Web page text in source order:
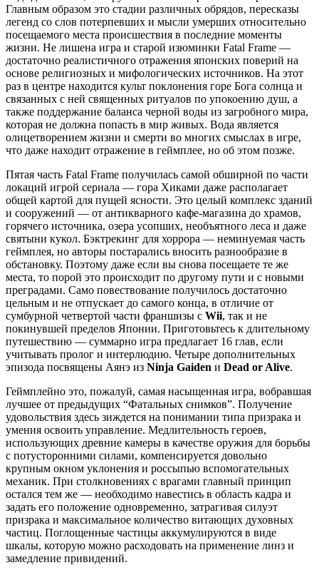
Главным образом это стадии различных обрядов, пересказы
легенд со слов потерпевших и мысли умерших относительно
посещаемого места происшествия в последние моменты
жизни. Не лишена игра и старой изюминки Fatal Frame —
достаточно реалистичного отражения японских поверий на
основе религиозных и мифологических источников. На этот
раз в центре находится культ поклонения горе Бога солнца и
связанных с ней священных ритуалов по упокоению душ, а
также поддержание баланса черной воды из загробного мира,
которая не должна попасть в мир живых. Вода является
олицетворением жизни и смерти во многих смыслах в игре,
что даже находит отражение в геймплее, но об этом позже.
Пятая часть Fatal Frame получилась самой обширной по части
локаций игрой сериала — гора Хиками даже располагает
общей картой для пущей ясности. Это целый комплекс зданий
и сооружений — от антикварного кафе-магазина до храмов,
горячего источника, озера усопших, необъятного леса и даже
святыни кукол. Бэктрекинг для хоррора — неминуемая часть
геймплея, но авторы постарались вносить разнообразие в
обстановку. Поэтому даже если вы снова посещаете те же
места, то порой это происходит по другому пути и с новыми
преградами. Само повествование получилось достаточно
цельным и не отпускает до самого конца, в отличие от
сумбурной четвертой части франшизы с Wii, так и не
покинувшей пределов Японии. Приготовьтесь к длительному
путешествию — суммарно игра предлагает 16 глав, если
учитывать пролог и интерлюдию. Четыре дополнительных
эпизода посвящены Аянэ из Ninja Gaiden и Dead or Alive.
Геймплейно это, пожалуй, самая насыщенная игра, вобравшая
лучшее от предыдущих “Фатальных cнимков”. Получение
удовольствия здесь зиждется на понимании типа призрака и
умения освоить управление. Медлительность героев,
использующих древние камеры в качестве оружия для борьбы
с потусторонними силами, компенсируется довольно
крупным окном уклонения и россыпью вспомогательных
механик. При столкновениях с врагами главный принцип
остался тем же — необходимо навестись в область кадра и
задать его положение одновременно, затрагивая силуэт
призрака и максимальное количество витающих духовных
частиц. Поглощенные частицы аккумулируются в виде
шкалы, которую можно расходовать на применение линз и
замедление привидений.